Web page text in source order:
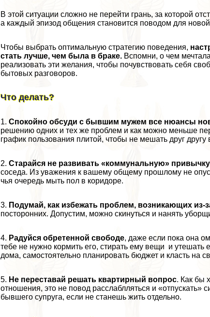
В этой ситуации сложно не перейти грань, за которой
а каждый эпизод общения становится поводом для
Чтобы выбрать оптимальную стратегию поведения,
стать лучше, чем была в бpaке. Вспомни, о чем
реализовать эти желания, чтобы почувствовать себя
бытовых разговоров.
Что делать?
1. Спокойно обсуди с бывшим мужем все нюансы
решению одних и тех же проблем и как можно меньше
график пользования плитой, чтобы не мешать друг
2.Старайся не развивать «коммунальную»
соседа. Из уважения к вашему общему прошлому не
чья очередь мыть пол в коридоре.
3. Подумай, как избежать проблем, возникающих из-
посторонних. Допустим, можно скинуться и нанять
4. Радуйся обретенной свободе, даже если пока она
тебе не нужно кормить его, стирать ему вещи и утешать
дома, самостоятельно планировать бюджет и класть на
5. Не переставай решать квартирный вопрос. Как бы
отношения, это не повод расслаблляться и «отпускать»
бывшего супруга, если не станешь жить отдельно.